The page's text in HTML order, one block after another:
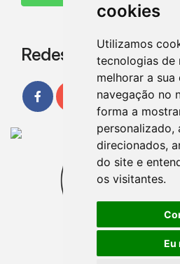
cookies
Utilizamos
tecnologias de
melhorar a
navegação no
forma a
personalizado,
direcionados,
do site e
os visitantes.
Eu
Redes Sociais